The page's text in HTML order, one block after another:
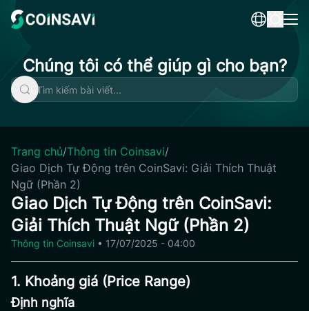
content
Chúng tôi có thể giúp gì cho bạn?
Trang chủ/Thông tin Coinsavi/
Giao Dịch Tự Động trên CoinSavi: Giải Thích Thuật
Ngữ (Phần 2)
Giao Dịch Tự Động trên CoinSavi:
Giải Thích Thuật Ngữ (Phần 2)
Thông tin Coinsavi • 17/07/2025 - 04:00
1. Khoảng giá (Price Range)
Định nghĩa